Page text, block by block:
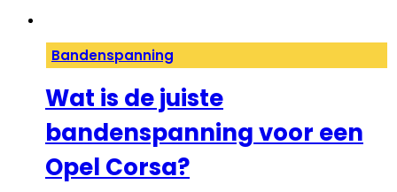
Bandenspanning
Wat is de juiste
bandenspanning voor een
Opel Corsa?